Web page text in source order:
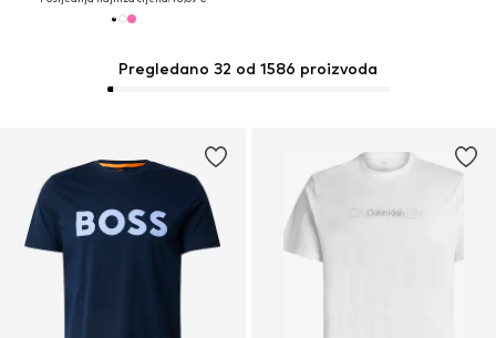
Pregledano 32 od 1586 proizvoda